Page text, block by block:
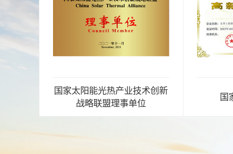
国家太阳能光热产业技术创新
战略联盟理事单位
国